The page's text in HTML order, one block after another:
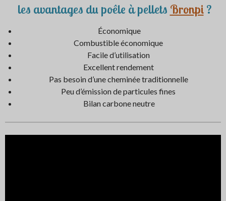
r
e
r
e
r
r
les avantages du poêle à pellets Bronpi ?
Économique
Combustible économique
Facile d’utilisation
Excellent rendement
Pas besoin d’une cheminée traditionnelle
Peu d’émission de particules fines
Bilan carbone neutre